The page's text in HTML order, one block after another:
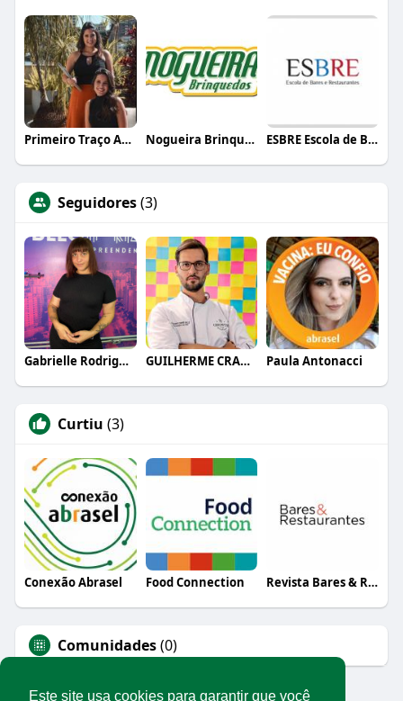
Este site usa cookies para garantir que você
Primeiro Traço Arquitetura Nogueira Brinquedos ESBRE Escola de Bares e Restaurantes
Seguidores(3)
Gabrielle Rodrigues GUILHERME CRAMER BALLE Paula Antonacci
Curtiu (3)
Conexão Abrasel Food Connection Revista Bares & Restaurantes
Comunidades(0)